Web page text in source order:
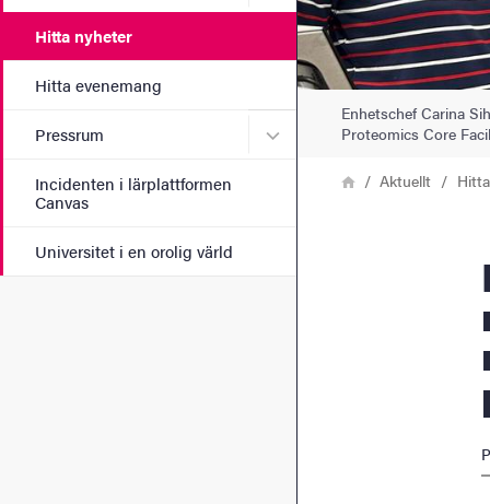
Hitta nyheter
Hitta evenemang
Pressrum Undermeny för Pressrum
Incidenten i lärplattformen
Canvas
Universitet i en orolig värld
Enhetschef Carina
Proteomics Core
LänkstigHemAktuellt